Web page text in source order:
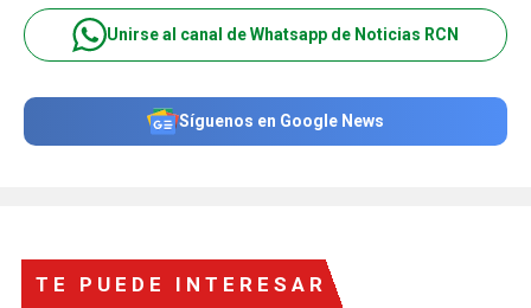
Unirse al canal de Whatsapp de Noticias RCN
Síguenos en Google News
TE PUEDE INTERESAR